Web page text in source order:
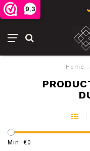
9,3
Home
Min: €0